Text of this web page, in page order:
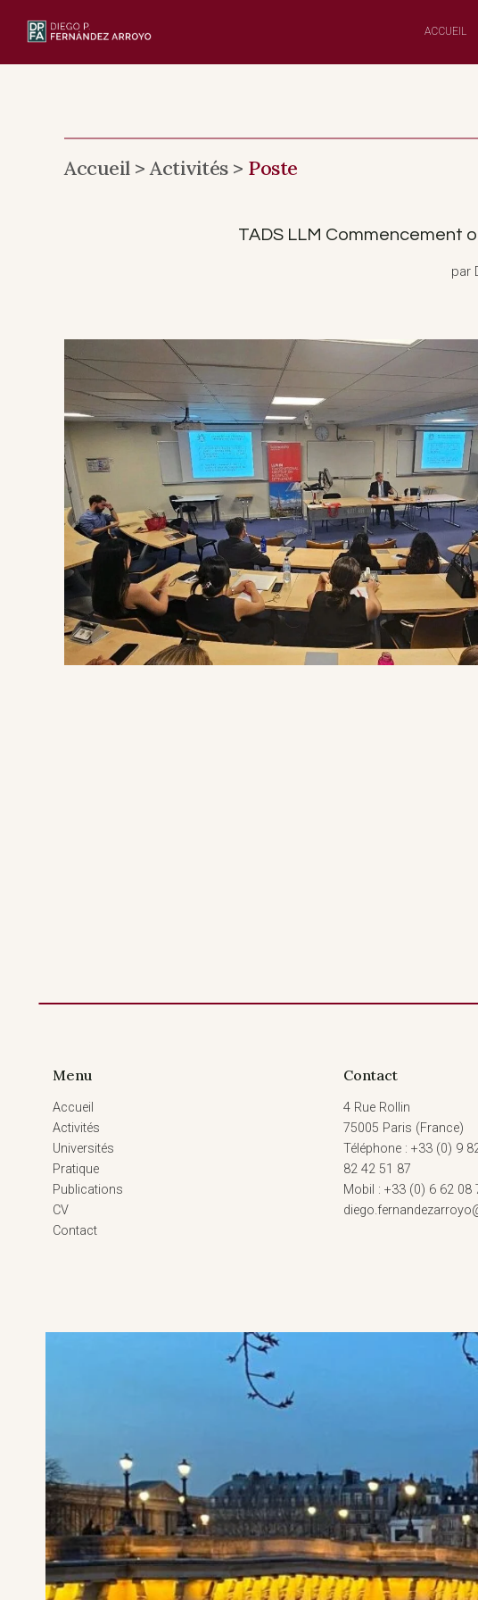
ACCUEIL
Accueil >Activités > Poste
TADS LLM Commencement
par
Menu
Accueil
Activités
Universités
Pratique
Publications
CV
Contact
Contact
4 Rue Rollin
75005 Paris (France)
Téléphone : +33 (0) 9
82 42 51 87
Mobil : +33 (0) 6 62 08